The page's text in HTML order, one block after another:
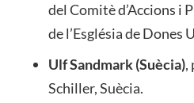
del Comitè d’Accions i
de l’Església de Dones
Ulf Sandmark (Suècia),
Schiller, Suècia.